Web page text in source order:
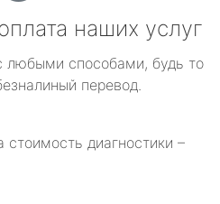
наших услуг
любыми способами, будь то
перевод.
стоимость диагностики –